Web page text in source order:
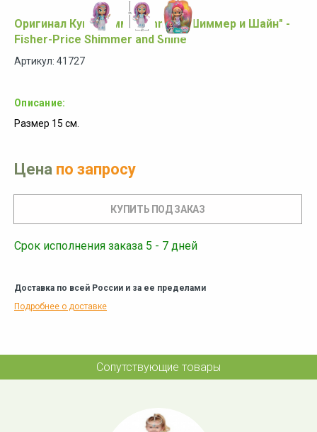
Оригинал Кукла Имма - Imma - "Шиммер и Шайн" -
Fisher-Price Shimmer and Shine
Артикул: 41727
Описание:
Размер 15 см.
Цена по запросу
Срок исполнения заказа 5 - 7 дней
Доставка по всей России и за ее пределами
Подробнее о доставке
Сопутствующие товары